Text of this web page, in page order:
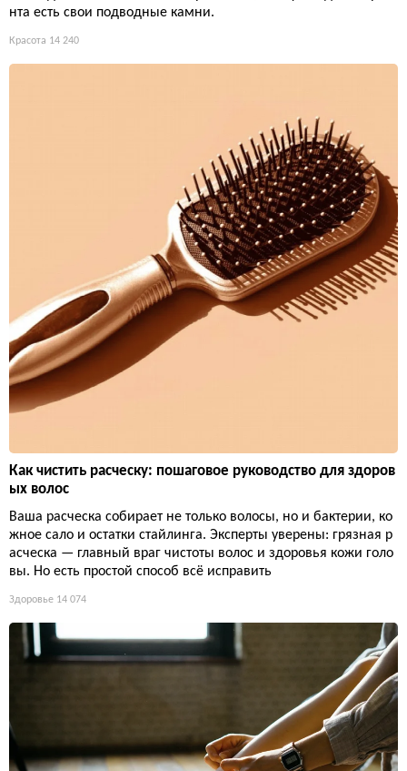
нта есть свои подводные камни.
Красота 14 240
Как чистить расческу: пошаговое руководство для здоров
ых волос
Ваша расческа собирает не только волосы, но и бактерии, ко
жное сало и остатки стайлинга. Эксперты уверены: грязная р
асческа — главный враг чистоты волос и здоровья кожи голо
вы. Но есть простой способ всё исправить
Здоровье 14 074